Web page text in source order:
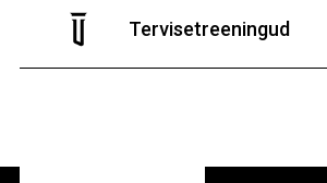
poistele ja tüdrukutele
Tervisetreeningud